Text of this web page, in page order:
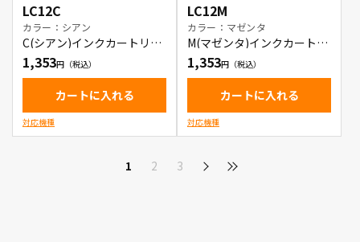
LC12C
カラー：シアン
C(シアン)インクカートリッ
ジ
1,353
カートに入れる
対応機種
LC12M
カラー：マゼンタ
M(マゼンタ)インクカートリ
ッジ
1,353
カートに入れる
対応機種
1 2 3